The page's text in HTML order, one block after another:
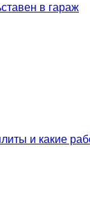
в гараж
и какие